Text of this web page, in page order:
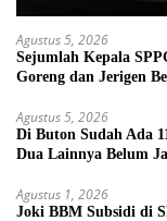
Agustus 5, 2026
Sejumlah Kepala
Goreng dan Jerigen
Agustus 5, 2026
Di Buton Sudah Ada
Dua Lainnya Belum
Agustus 1, 2026
Joki BBM Subsidi di